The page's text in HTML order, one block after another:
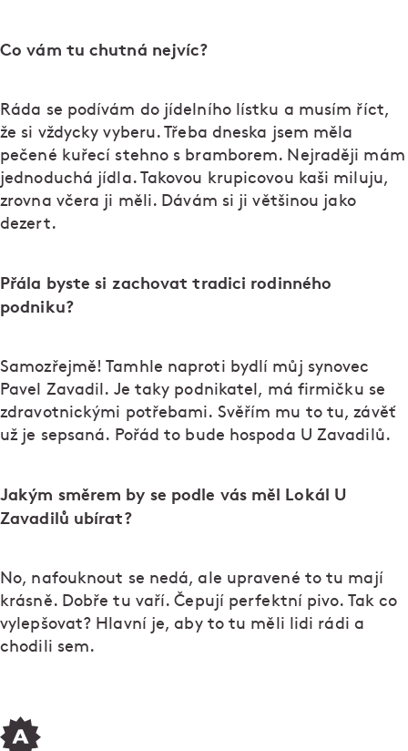
Co vám tu chutná nejvíc?
Ráda se podívám do jídelního lístku a musím říct,
že si vždycky vyberu. Třeba dneska jsem měla
pečené kuřecí stehno s bramborem. Nejraději mám
jednoduchá jídla. Takovou krupicovou kaši miluju,
zrovna včera ji měli. Dávám si ji většinou jako
dezert.
Přála byste si zachovat tradici rodinného
podniku?
Samozřejmě! Tamhle naproti bydlí můj synovec
Pavel Zavadil. Je taky podnikatel, má firmičku se
zdravotnickými potřebami. Svěřím mu to tu, závěť
už je sepsaná. Pořád to bude hospoda U Zavadilů.
Jakým směrem by se podle vás měl Lokál U
Zavadilů ubírat?
No, nafouknout se nedá, ale upravené to tu mají
krásně. Dobře tu vaří. Čepují perfektní pivo. Tak co
vylepšovat? Hlavní je, aby to tu měli lidi rádi a
chodili sem.